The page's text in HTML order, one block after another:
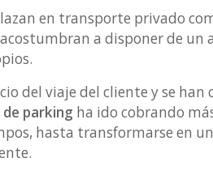
en transporte privado
a disponer de un
del viaje del cliente y se
parking ha ido cobrando
hasta transformarse en